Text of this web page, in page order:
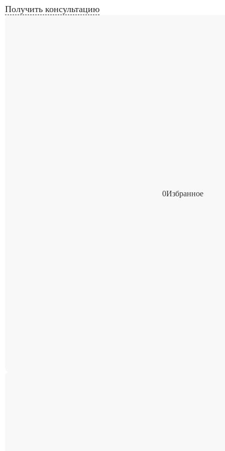
Получить консультацию
0Избранное